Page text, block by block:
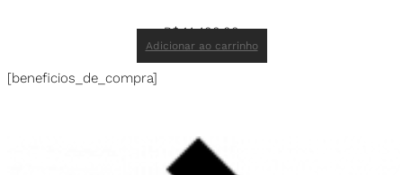
R$14.400,00
Adicionar ao carrinho
[beneficios_de_compra]